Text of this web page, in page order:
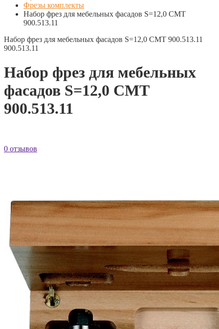
Фрезы комплекты
Набор фрез для мебельных фасадов S=12,0 CMT
900.513.11
Набор фрез для мебельных фасадов S=12,0 CMT 900.513.11
900.513.11
Набор фрез для мебельных
фасадов S=12,0 CMT
900.513.11
0 отзывов